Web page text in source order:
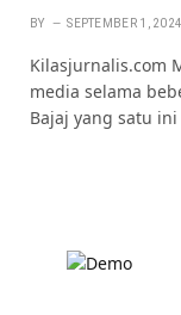
BY SEPTEMBER 1, 2024
Kilasjurnalis.com
media selama
Bajaj yang satu